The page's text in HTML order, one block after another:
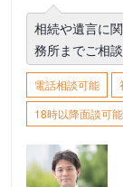
相続や遺言に
務所までご相談
電話相談可能
18時以降面談可能